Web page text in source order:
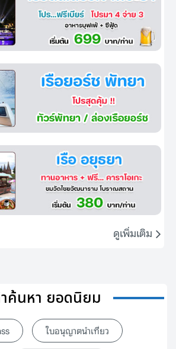
ดูเพิ่มเติม
ค้นหา ยอดนิยม
ใบอนุญาตนำเที่ยว